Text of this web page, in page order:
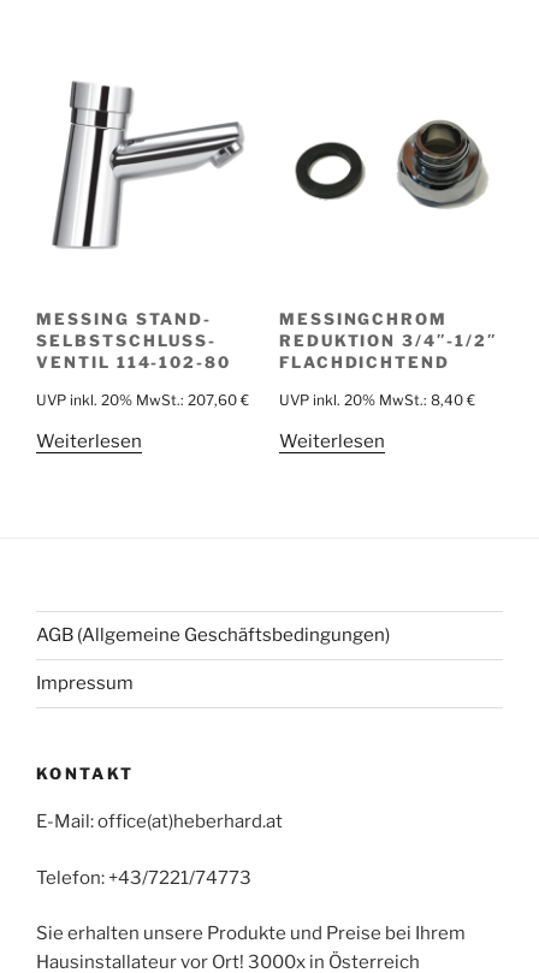
MESSING STAND-
SELBSTSCHLUSS-
VENTIL 114-102-80
UVP inkl. 20% MwSt.: 207,60 €
Weiterlesen
MESSINGCHROM
REDUKTION 3/4″-1/2″
FLACHDICHTEND
UVP inkl. 20% MwSt.: 8,40 €
Weiterlesen
AGB (Allgemeine Geschäftsbedingungen)
Impressum
KONTAKT
E-Mail: office(at)heberhard.at
Telefon: +43/7221/74773
Sie erhalten unsere Produkte und Preise bei Ihrem
Hausinstallateur vor Ort! 3000x in Österreich